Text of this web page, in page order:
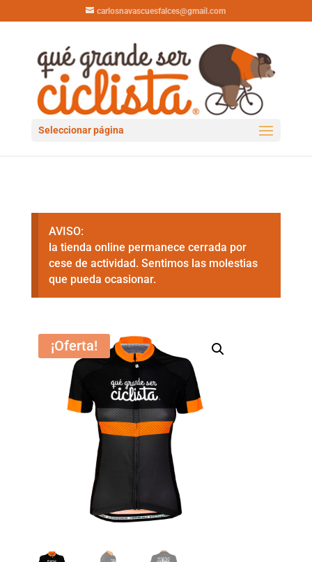
carlosnavascuesfalces@gmail.com
Seleccionar página
AVISO:
la tienda online permanece cerrada por
cese de actividad. Sentimos las molestias
que pueda ocasionar.
¡Oferta!